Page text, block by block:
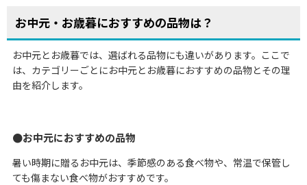
お中元・お歳暮におすすめの品物は？
お中元とお歳暮では、選ばれる品物にも違いがあります。ここで
は、カテゴリーごとにお中元とお歳暮におすすめの品物とその理
由を紹介します。
お中元におすすめの品物
暑い時期に贈るお中元は、季節感のある食べ物や、常温で保管し
ても傷まない食べ物がおすすめです。